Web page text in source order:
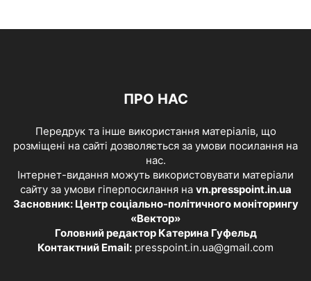
ПРО НАС
Передрук та інше використання матеріалів, що
розміщені на сайті дозволяється за умови посилання на
нас.
Інтернет-видання можуть використовувати матеріали
сайту за умови гіперпосилання на vn.presspoint.in.ua
Засновник: Центр соціально-політичного моніторингу
«Вектор»
Головний редактор Катерина Гуфельд
Контактний Email: presspoint.in.ua@gmail.com